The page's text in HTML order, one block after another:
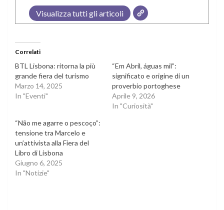
Visualizza tutti gli articoli
Correlati
BTL Lisbona: ritorna la più
grande fiera del turismo
Marzo 14, 2025
In "Eventi"
“Em Abril, águas mil”:
significato e origine di un
proverbio portoghese
Aprile 9, 2026
In "Curiosità"
“Não me agarre o pescoço”:
tensione tra Marcelo e
un’attivista alla Fiera del
Libro di Lisbona
Giugno 6, 2025
In "Notizie"